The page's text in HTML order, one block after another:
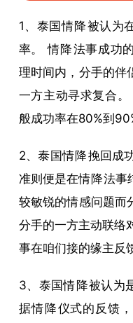
1、泰国情降被认为
率。情降法事成功
理时间内，分手的伴
一方主动寻求复合
般成功率在80%到
2、泰国情降挽回成
准则便是在情降法事
较敏锐的情感问题而
分手的一方主动联络
事在咱们接的缘主反
3、泰国情降被认为
据情降仪式的反馈